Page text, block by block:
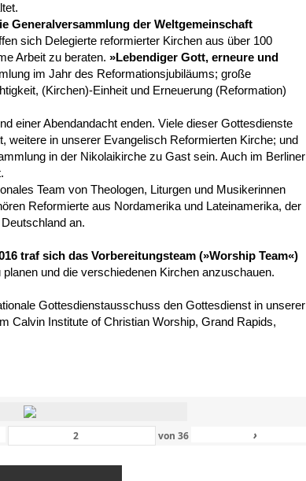
Generalversammlung der Weltgemeinschaft
sich Delegierte reformierter Kirchen aus über 100
Arbeit zu beraten. »Lebendiger Gott, erneure und
im Jahr des Reformationsjubiläums; große
(Kirchen)-Einheit und Erneuerung (Reformation)
einer Abendandacht enden. Viele dieser Gottesdienste
weitere in unserer Evangelisch Reformierten Kirche; und
in der Nikolaikirche zu Gast sein. Auch im Berliner
Team von Theologen, Liturgen und Musikerinnen
Reformierte aus Nordamerika und Lateinamerika, der
an.
traf sich das Vorbereitungsteam (»Worship Team«)
und die verschiedenen Kirchen anzuschauen.
Gottesdienstausschuss den Gottesdienst in unserer
Calvin Institute of Christian Worship, Grand Rapids,
von 36 ›